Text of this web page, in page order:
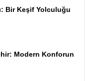
Bir Keşif Yolculuğu
Modern Konforun